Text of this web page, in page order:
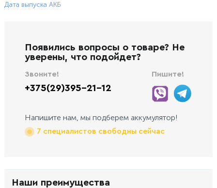
Дата выпуска АКБ
Появились вопросы о товаре? Не
уверены, что подойдет?
Звоните!
+375(29)395-21-12
Пишите!
Напишите нам, мы подберем аккумулятор!
7 специалистов свободны сейчас
Наши преимущества